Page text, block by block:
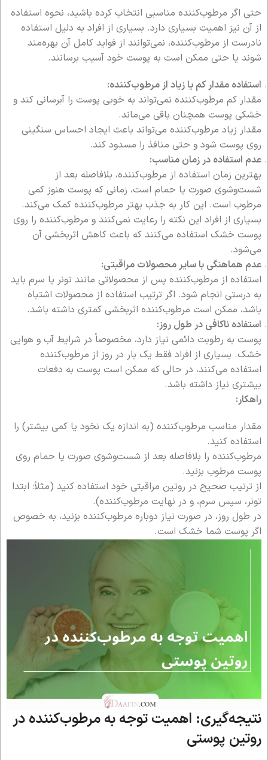
حتی اگر مرطوب‌کننده مناسبی انتخاب کرده باشید، نحوه استفاده
از آن نیز اهمیت بسیاری دارد. بسیاری از افراد به دلیل استفاده
نادرست از مرطوب‌کننده، نمی‌توانند از فواید کامل آن بهره‌مند
شوند یا حتی ممکن است به پوست خود آسیب برسانند.
استفاده مقدار کم یا زیاد از مرطوب‌کننده:
مقدار کم مرطوب‌کننده نمی‌تواند به خوبی پوست را آبرسانی کند و
خشکی پوست همچنان باقی می‌ماند.
مقدار زیاد مرطوب‌کننده می‌تواند باعث ایجاد احساس سنگینی
روی پوست شود و حتی منافذ را مسدود کند.
عدم استفاده در زمان مناسب:
بهترین زمان استفاده از مرطوب‌کننده، بلافاصله بعد از
شست‌وشوی صورت یا حمام است، زمانی که پوست هنوز کمی
مرطوب است. این کار به جذب بهتر مرطوب‌کننده کمک می‌کند.
بسیاری از افراد این نکته را رعایت نمی‌کنند و مرطوب‌کننده را روی
پوست خشک استفاده می‌کنند که باعث کاهش اثربخشی آن
می‌شود.
عدم هماهنگی با سایر محصولات مراقبتی:
استفاده از مرطوب‌کننده پس از محصولاتی مانند تونر یا سرم باید
به درستی انجام شود. اگر ترتیب استفاده از محصولات اشتباه
باشد، ممکن است مرطوب‌کننده اثربخشی کمتری داشته باشد.
استفاده ناکافی در طول روز:
پوست به رطوبت دائمی نیاز دارد، مخصوصاً در شرایط آب و هوایی
خشک. بسیاری از افراد فقط یک بار در روز از مرطوب‌کننده
استفاده می‌کنند، در حالی که ممکن است پوست به دفعات
بیشتری نیاز داشته باشد.
راهکار:
مقدار مناسب مرطوب‌کننده (به اندازه یک نخود یا کمی بیشتر) را
استفاده کنید.
مرطوب‌کننده را بلافاصله بعد از شست‌وشوی صورت یا حمام روی
پوست مرطوب بزنید.
از ترتیب صحیح در روتین مراقبتی خود استفاده کنید (مثلاً: ابتدا
تونر، سپس سرم، و در نهایت مرطوب‌کننده).
در طول روز، در صورت نیاز دوباره مرطوب‌کننده بزنید، به خصوص
اگر پوست شما خشک است.
نتیجه‌گیری: اهمیت توجه به مرطوب‌کننده در
روتین پوستی